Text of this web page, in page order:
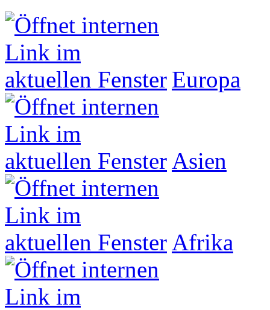
Europa
Asien
Afrika